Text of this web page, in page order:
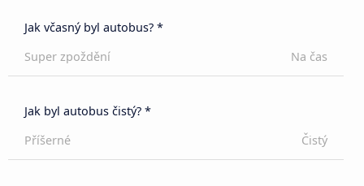
Jak včasný byl autobus? *
Super zpoždění
Na čas
Jak byl autobus čistý? *
Příšerné
Čistý